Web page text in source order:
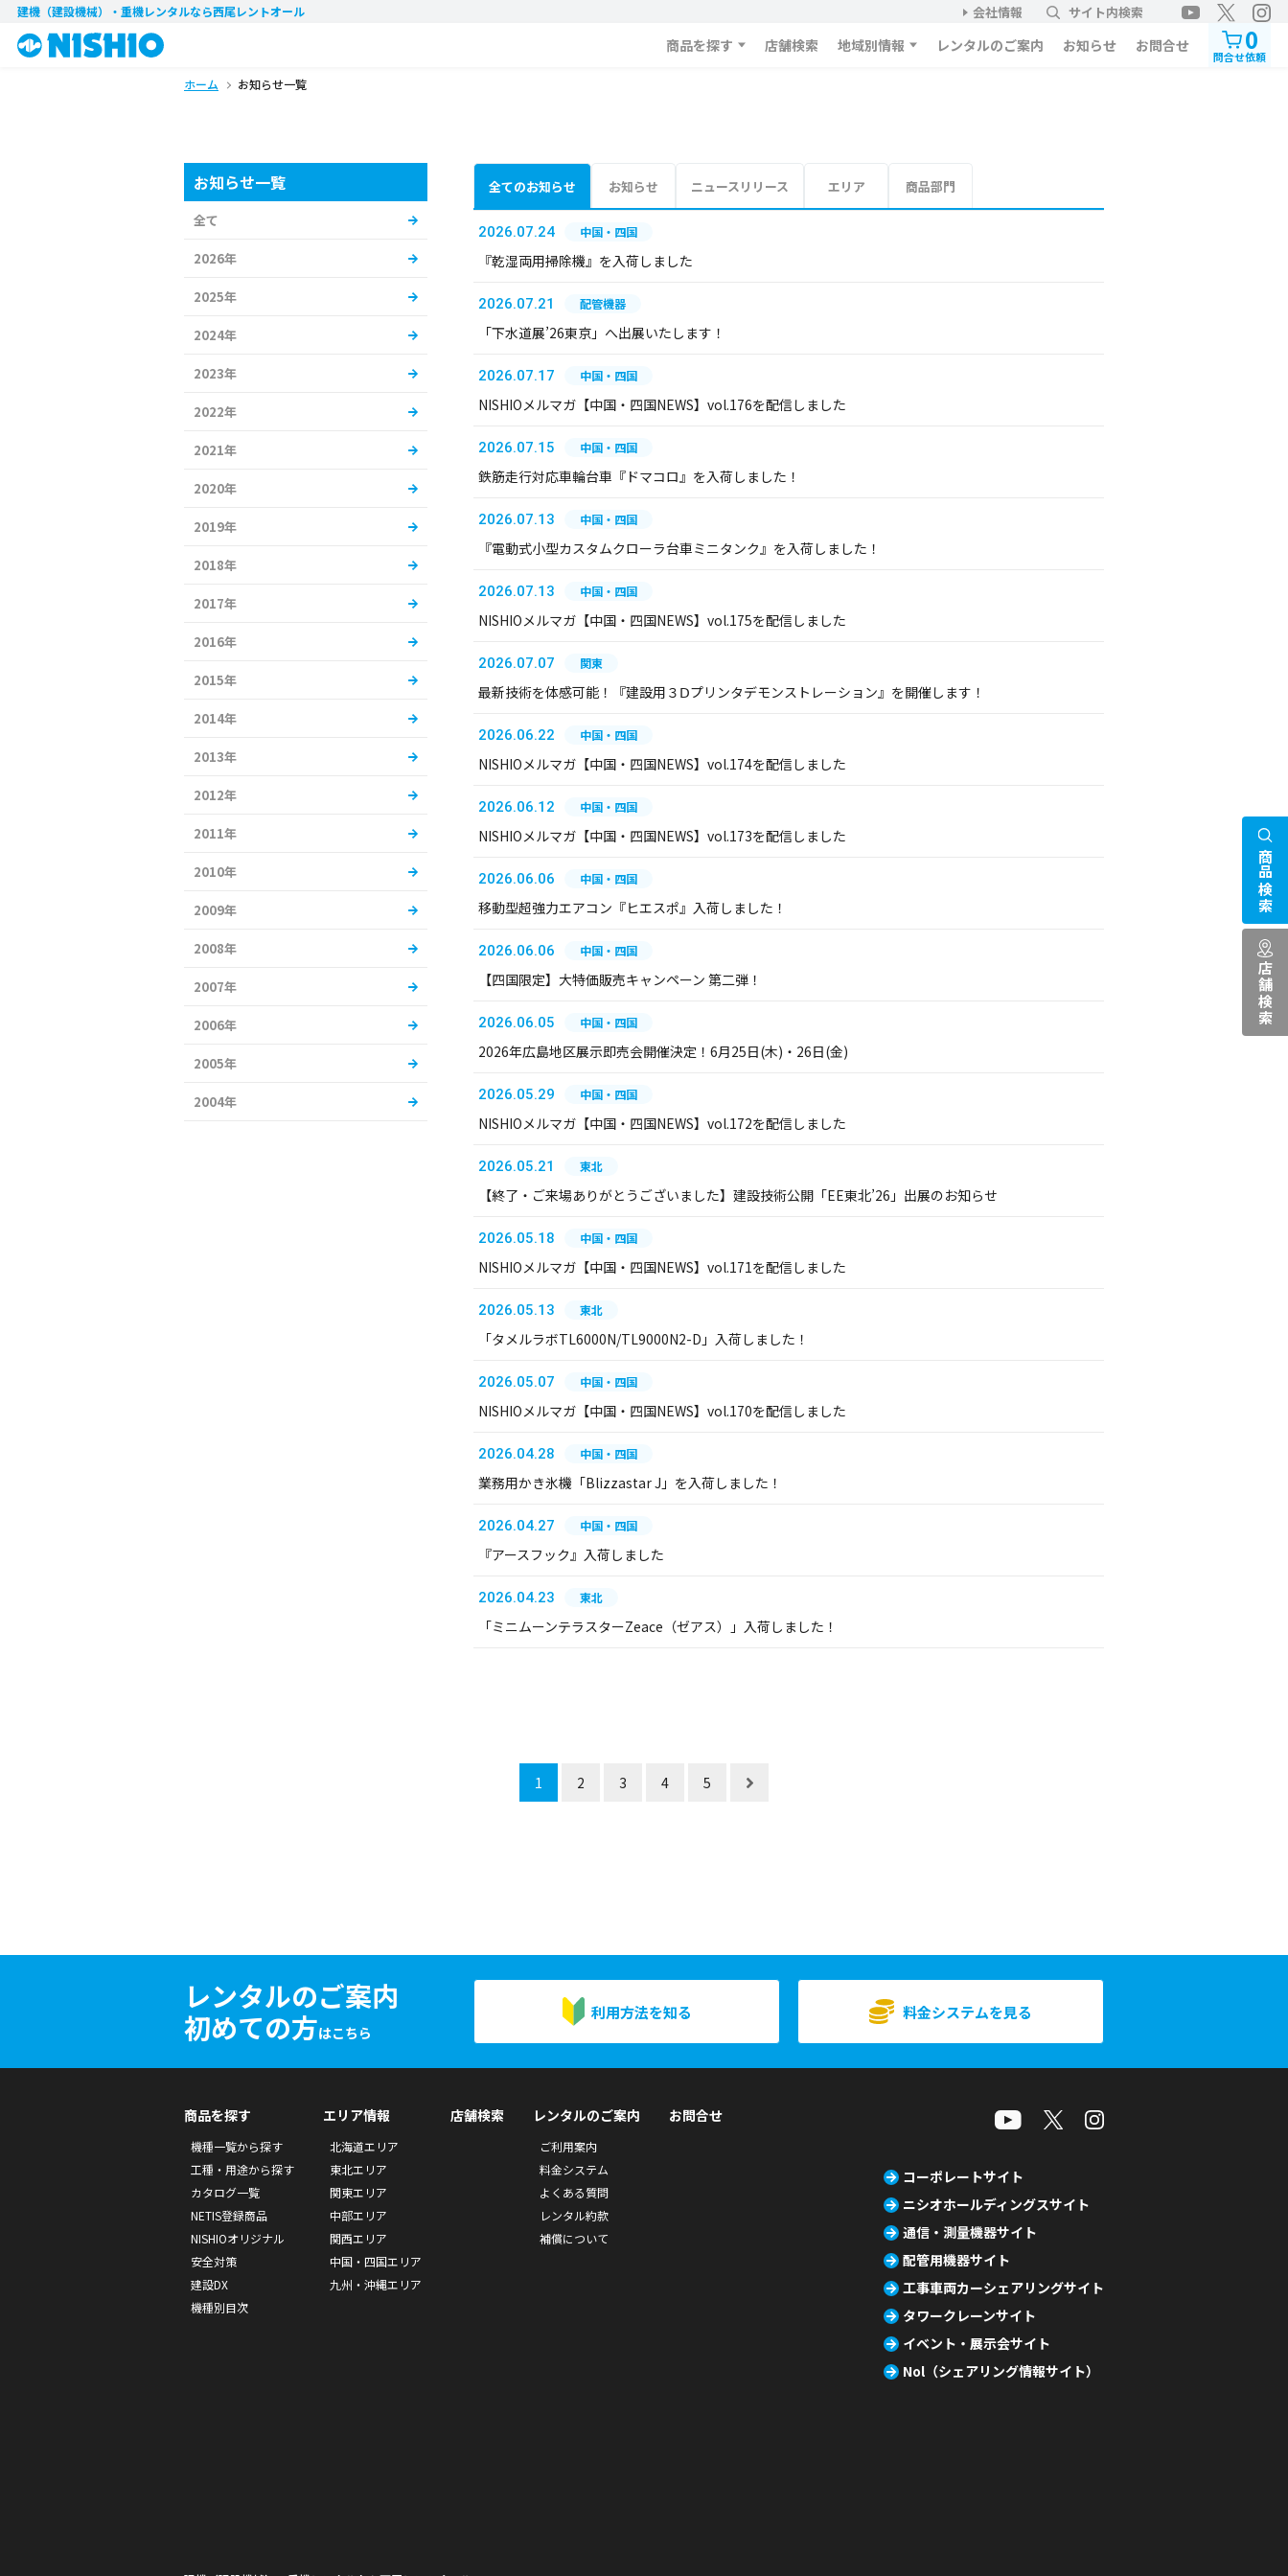
建機（建設機械）・重機レンタルなら西尾レントオール 会社情報 サイト内検索
商品を探す 店舗検索 地域別情報 レンタルのご案内 お知らせ お問合せ 0
問合せ依頼
ホーム お知らせ一覧
全てのお知らせ お知らせ ニュースリリース エリア 商品部門
2026.07.24 中国・四国
『乾湿両用掃除機』を入荷しました
2026.07.21 配管機器
「下水道展’26東京」へ出展いたします！
2026.07.17 中国・四国
NISHIOメルマガ【中国・四国NEWS】vol.176を配信しました
2026.07.15 中国・四国
鉄筋走行対応車輪台車『ドマコロ』を入荷しました！
2026.07.13 中国・四国
『電動式小型カスタムクローラ台車ミニタンク』を入荷しました！
2026.07.13 中国・四国
NISHIOメルマガ【中国・四国NEWS】vol.175を配信しました
2026.07.07 関東
最新技術を体感可能！『建設用３Ⅾプリンタデモンストレーション』を開催します！
2026.06.22 中国・四国
NISHIOメルマガ【中国・四国NEWS】vol.174を配信しました
2026.06.12 中国・四国
NISHIOメルマガ【中国・四国NEWS】vol.173を配信しました
2026.06.06 中国・四国
移動型超強力エアコン『ヒエスポ』入荷しました！
2026.06.06 中国・四国
【四国限定】大特価販売キャンペーン 第二弾！
2026.06.05 中国・四国
2026年広島地区展示即売会開催決定！6月25日(木)・26日(金)
2026.05.29 中国・四国
NISHIOメルマガ【中国・四国NEWS】vol.172を配信しました
2026.05.21 東北
【終了・ご来場ありがとうございました】建設技術公開「EE東北’26」出展のお知らせ
2026.05.18 中国・四国
NISHIOメルマガ【中国・四国NEWS】vol.171を配信しました
2026.05.13 東北
「タメルラボTL6000N/TL9000N2-D」入荷しました！
2026.05.07 中国・四国
NISHIOメルマガ【中国・四国NEWS】vol.170を配信しました
2026.04.28 中国・四国
業務用かき氷機「Blizzastar J」を入荷しました！
2026.04.27 中国・四国
『アースフック』入荷しました
2026.04.23 東北
「ミニムーンテラスターZeace（ゼアス）」入荷しました！
1 2 3 4 5
お知らせ一覧
全て
2026年
2025年
2024年
2023年
2022年
2021年
2020年
2019年
2018年
2017年
2016年
2015年
2014年
2013年
2012年
2011年
2010年
2009年
2008年
2007年
2006年
2005年
2004年
レンタルのご案内
初めての方はこちら
利用方法を知る 料金システムを見る
商品検索
店舗検索
商品を探す
機種一覧から探す
工種・用途から探す
カタログ一覧
NETIS登録商品
NISHIOオリジナル
安全対策
建設DX
機種別目次
エリア情報
北海道エリア
東北エリア
関東エリア
中部エリア
関西エリア
中国・四国エリア
九州・沖縄エリア
店舗検索 レンタルのご案内
ご利用案内
料金システム
よくある質問
レンタル約款
補償について
お問合せ
コーポレートサイト
ニシオホールディングスサイト
通信・測量機器サイト
配管用機器サイト
工事車両カーシェアリングサイト
タワークレーンサイト
イベント・展示会サイト
Nol（シェアリング情報サイト）